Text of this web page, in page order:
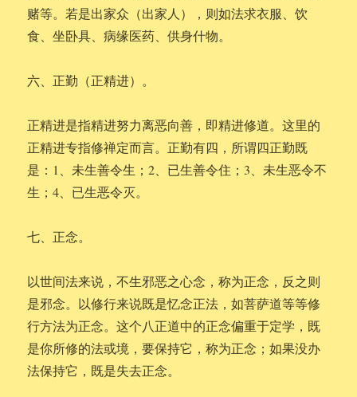
赌等。若是出家众（出家人），则如法求衣服、饮
食、坐卧具、病缘医药、供身什物。
六、正勤（正精进）。
正精进是指精进努力离恶向善，即精进修道。这里的
正精进专指修禅定而言。正勤有四，所谓四正勤既
是：1、未生善令生；2、已生善令住；3、未生恶令不
生；4、已生恶令灭。
七、正念。
以世间法来说，不生邪恶之心念，称为正念，反之则
是邪念。以修行来说既是忆念正法，如菩萨道等等修
行方法为正念。这个八正道中的正念偏重于定学，既
是你所修的法或境，要保持它，称为正念；如果没办
法保持它，既是失去正念。